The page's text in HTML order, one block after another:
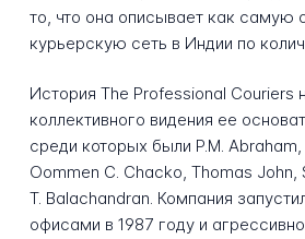
то, что она описывает как самую
курьерскую сеть в Индии по
История The Professional Couriers
коллективного видения ее
среди которых были P.M.
Oommen C. Chacko, Thomas John,
T. Balachandran. Компания
офисами в 1987 году и